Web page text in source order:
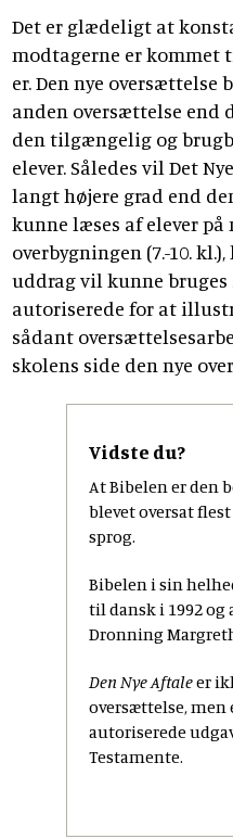
Det er glædeligt at
modtagerne er kommet
er. Den nye
anden oversættelse end
den tilgængelig og
elever. Således vil Det
langt højere grad end
kunne læses af elever på
overbygningen (7.-10.
uddrag vil kunne
autoriserede for at
sådant
skolens side den nye
Vidste du?
At Bibelen er den
blevet oversat
sprog.
Bibelen i sin
til dansk i 1992
Dronning
Den Nye Aftaleer
oversættelse,
autoriserede
Testamente.